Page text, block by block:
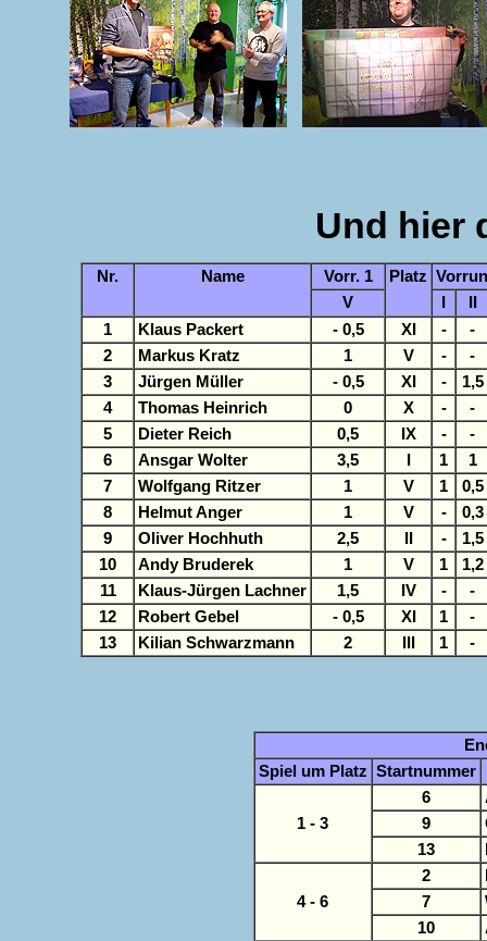
Und hier
Nr. Name Vorr. 1 Platz
V
1
Klaus Packert - 0,5 XI -
-
2
Markus Kratz 1 V -
-
3
Jürgen Müller - 0,5 XI -
1,5
4
Thomas Heinrich 0 X -
-
5
Dieter Reich 0,5 IX -
-
6
Ansgar Wolter 3,5 1
1
7
Wolfgang Ritzer 1 V 1
0,5
8
Helmut Anger 1 V -
0,3
9
Oliver Hochhuth 2,5 -
1,5
10
Andy Bruderek 1 V 1
1,2
11
Klaus-Jürgen Lachner 1,5 IV -
-
12
Robert Gebel - 0,5 XI 1
-
13
Kilian Schwarzmann 2 1 -
Spiel um Platz Startnummer
1 - 3
6
9
13
4 - 6
2
7
10